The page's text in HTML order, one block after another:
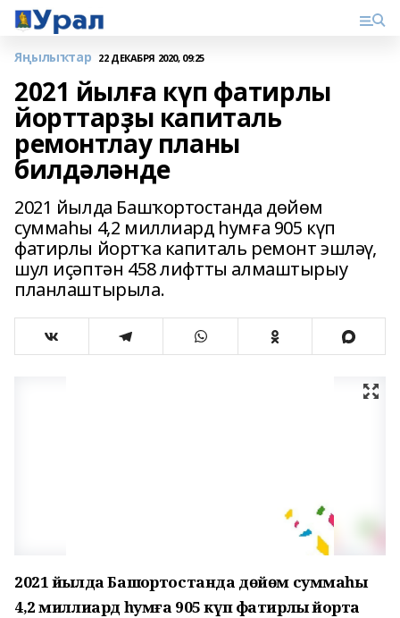
Яңылыҡтар 22 ДЕКАБРЯ 2020, 09:25
2021 йылға күп фатирлы
йорттарҙы капиталь
ремонтлау планы
билдәләнде
2021 йылда Башҡортостанда дөйөм
суммаһы 4,2 миллиард һумға 905 күп
фатирлы йортҡа капиталь ремонт эшләү,
шул иҫәптән 458 лифтты алмаштырыу
планлаштырыла.
2021 йылда Башҡортостанда дөйөм суммаһы
4,2 миллиард һумға 905 күп фатирлы йортҡа